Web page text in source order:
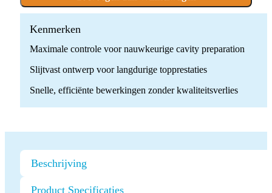
Boren
quantity
Kenmerken
Maximale controle voor nauwkeurige cavity preparation
Slijtvast ontwerp voor langdurige topprestaties
Snelle, efficiënte bewerkingen zonder kwaliteitsverlies
Beschrijving
Product Specificaties